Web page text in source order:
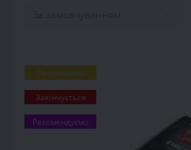
Популярний
Закінчується
Рекомендуємо